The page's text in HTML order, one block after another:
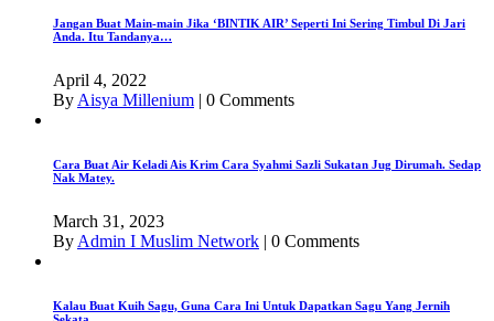
Jangan Buat Main-main Jika ‘BINTIK AIR’ Seperti Ini Sering Timbul Di Jari
Anda. Itu Tandanya…
April 4, 2022
By Aisya Millenium | 0 Comments
Cara Buat Air Keladi Ais Krim Cara Syahmi Sazli Sukatan Jug Dirumah. Sedap
Nak Matey.
March 31, 2023
By Admin I Muslim Network | 0 Comments
Kalau Buat Kuih Sagu, Guna Cara Ini Untuk Dapatkan Sagu Yang Jernih
Sekata.